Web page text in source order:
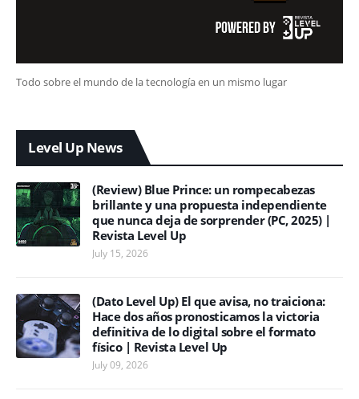
Todo sobre el mundo de la tecnología en un mismo lugar
Level Up News
(Review) Blue Prince: un rompecabezas
brillante y una propuesta independiente
que nunca deja de sorprender (PC, 2025) |
Revista Level Up
July 15, 2026
(Dato Level Up) El que avisa, no traiciona:
Hace dos años pronosticamos la victoria
definitiva de lo digital sobre el formato
físico | Revista Level Up
July 09, 2026